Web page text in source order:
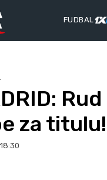
FUDBAL
za titulu!